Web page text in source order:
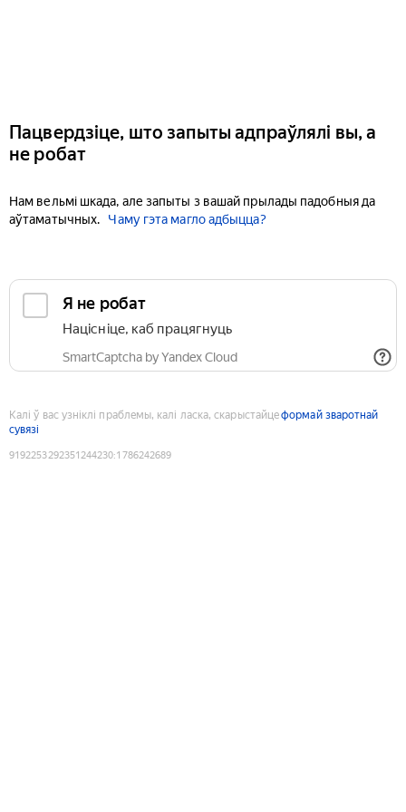
Пацвердзіце, што запыты адпраўлялі вы, а
не робат
Нам вельмі шкада, але запыты з вашай прылады падобныя да
аўтаматычных.
Чаму гэта магло адбыцца?
Я не робат
Націсніце, каб працягнуць
SmartCaptcha by Yandex Cloud
Калі ў вас узніклі праблемы, калі ласка, скарыстайцеформай зваротнай
сувязі
9192253292351244230:1786242689